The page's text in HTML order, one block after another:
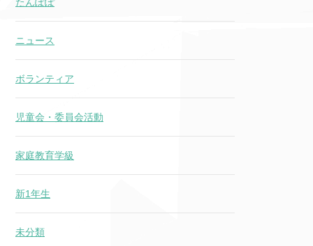
ニュース
ボランティア
児童会・委員会活動
家庭教育学級
新1年生
未分類